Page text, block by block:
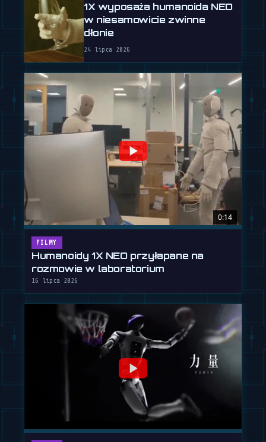
1X wyposaża humanoida NEO
w niesamowicie zwinne
dłonie
24 lipca 2026
0:14
FILMY
Humanoidy 1X NEO przyłapane na
rozmowie w laboratorium
16 lipca 2026